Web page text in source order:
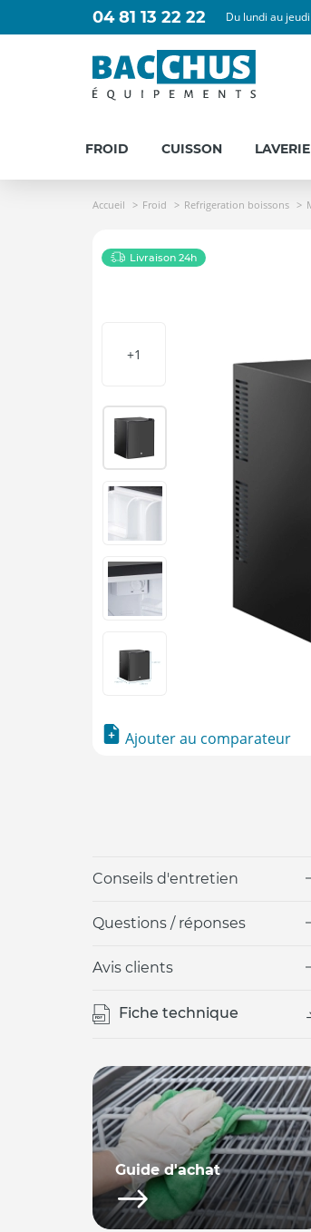
04 81 13 22 22 Du lundi au
FROID CUISSON
Accueil Froid Refrigeration boissons
Livraison 24h
Ajouter au comparateur
+1
Conseils d'entretien
Questions / réponses
Avis clients
Fiche technique
Guide d'achat
Normes HACCP et hygiène
alimentaire